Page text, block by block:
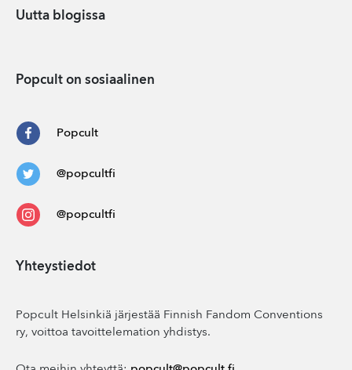
Uutta blogissa
Popcult on sosiaalinen
Popcult
@popcultfi
@popcultfi
Yhteystiedot
Popcult Helsinkiä järjestää Finnish Fandom Conventions
ry, voittoa tavoittelemation yhdistys.